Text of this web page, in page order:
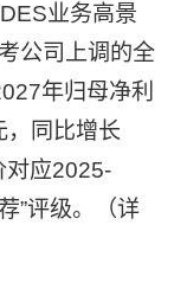
业务高景
公司上调的全
年归母净利
同比增长
对应2025-
”评级。（详